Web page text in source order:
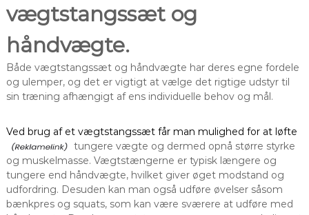
vægtstangssæt og
håndvægte.
Både vægtstangssæt og håndvægte har deres egne fordele
og ulemper, og det er vigtigt at vælge det rigtige udstyr til
sin træning afhængigt af ens individuelle behov og mål.
Ved brug af et vægtstangssæt får man mulighed for at løfte
tungere vægte og dermed opnå større styrke
og muskelmasse. Vægtstængerne er typisk længere og
tungere end håndvægte, hvilket giver øget modstand og
udfordring. Desuden kan man også udføre øvelser såsom
bænkpres og squats, som kan være sværere at udføre med